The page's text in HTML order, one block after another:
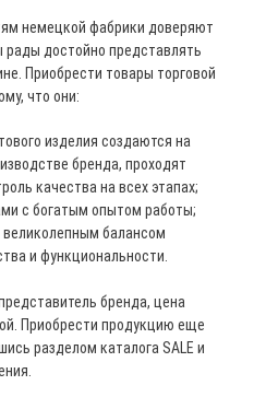
немецкой фабрики доверяют
рады достойно представлять
Приобрести товары торговой
что они:
изделия создаются на
бренда, проходят
качества на всех этапах;
с богатым опытом работы;
великолепным балансом
и функциональности.
бренда, цена
Приобрести продукцию еще
разделом каталога SALE и